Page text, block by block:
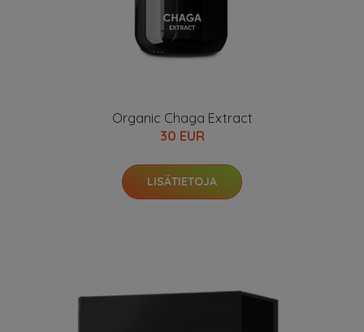
Organic Chaga Extract
30 EUR
LISÄTIETOJA